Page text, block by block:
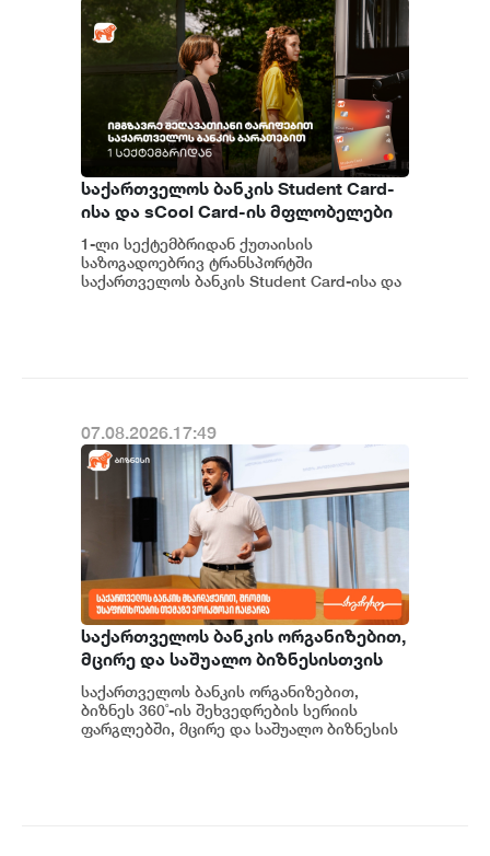
საქართველოს ბანკის Student Card-
ისა და sCool Card-ის მფლობელები
ქუთაისში ტრანსპორტზე
შეღავათიანი ტარიფით
ისარგებლებენ
1-ლი სექტემბრიდან ქუთაისის
საზოგადოებრივ ტრანსპორტში
საქართველოს ბანკის Student Card-ისა და
07.08.2026.17:49
საქართველოს ბანკის ორგანიზებით,
მცირე და საშუალო ბიზნესისთვის
შრომის უსაფრთხოების ვორკშოპი
გაიმართა
საქართველოს ბანკის ორგანიზებით,
ბიზნეს 360˚-ის შეხვედრების სერიის
ფარგლებში, მცირე და საშუალო ბიზნესის